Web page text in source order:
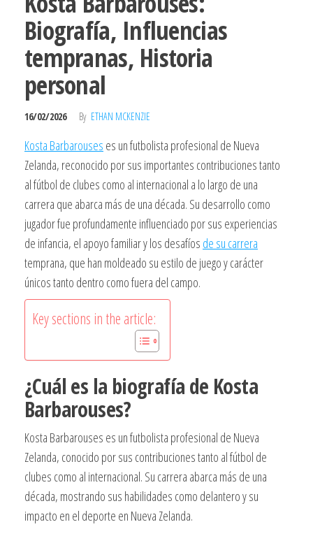
Biografía, Influencias
tempranas, Historia
personal
16/02/2026 By ETHAN MCKENZIE
Kosta Barbarouses es un futbolista profesional de Nueva
Zelanda, reconocido por sus importantes contribuciones tanto
al fútbol de clubes como al internacional a lo largo de una
carrera que abarca más de una década. Su desarrollo como
jugador fue profundamente influenciado por sus experiencias
de infancia, el apoyo familiar y los desafíos de su carrera
temprana, que han moldeado su estilo de juego y carácter
únicos tanto dentro como fuera del campo.
Key sections in the article:
¿Cuál es la biografía de Kosta
Barbarouses?
Kosta Barbarouses es un futbolista profesional de Nueva
Zelanda, conocido por sus contribuciones tanto al fútbol de
clubes como al internacional. Su carrera abarca más de una
década, mostrando sus habilidades como delantero y su
impacto en el deporte en Nueva Zelanda.